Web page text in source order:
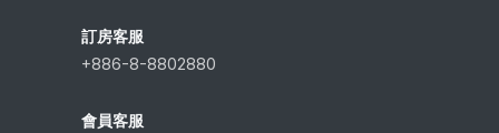
訂房客服
+886-8-8802880
會員客服